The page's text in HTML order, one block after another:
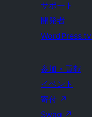
サポート
開発者
WordPress.tv
参加・貢献
イベント
寄付 ↗
Swag ↗